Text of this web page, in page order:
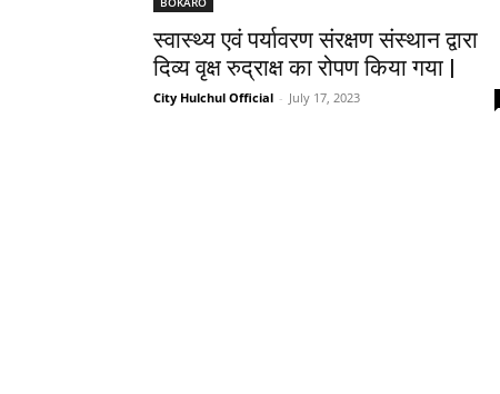
स्वास्थ्य एवं पर्यावरण संरक्षण संस्थान द्वारा
दिव्य वृक्ष रुद्राक्ष का रोपण किया गया |
City Hulchul Official - July 17, 2023